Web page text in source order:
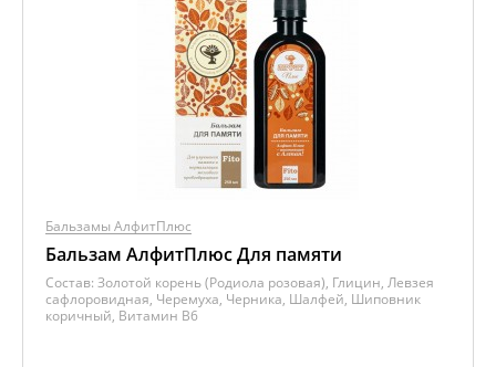
Бальзамы АлфитПлюс
Бальзам АлфитПлюс Для памяти
Состав: Золотой корень (Родиола розовая), Глицин, Левзея
сафлоровидная, Черемуха, Черника, Шалфей, Шиповник
коричный, Витамин B6